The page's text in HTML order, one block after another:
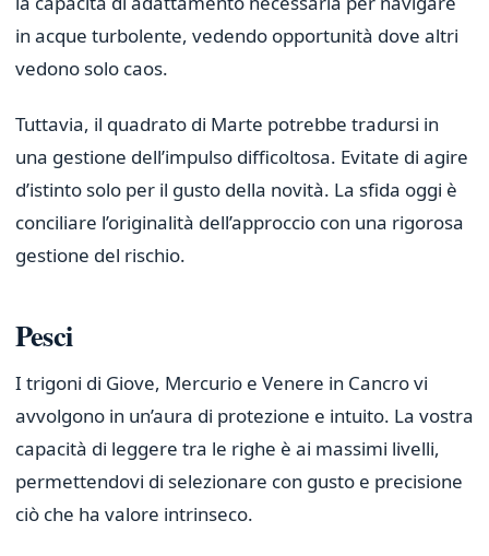
in acque turbolente, vedendo opportunità dove altri
vedono solo caos.
Tuttavia, il quadrato di Marte potrebbe tradursi in
una gestione dell’impulso difficoltosa. Evitate di agire
d’istinto solo per il gusto della novità. La sfida oggi è
conciliare l’originalità dell’approccio con una rigorosa
gestione del rischio.
Pesci
I trigoni di Giove, Mercurio e Venere in Cancro vi
avvolgono in un’aura di protezione e intuito. La vostra
capacità di leggere tra le righe è ai massimi livelli,
permettendovi di selezionare con gusto e precisione
ciò che ha valore intrinseco.